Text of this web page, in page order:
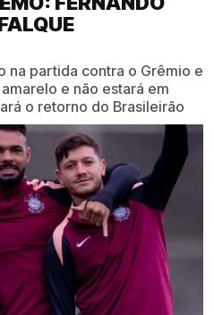
na partida contra o Grêmio e
e não estará em
o retorno do Brasileirão